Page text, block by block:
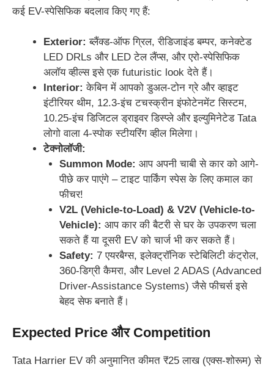
कई EV-स्पेसिफिक बदलाव किए गए हैं:
Exterior: ब्लैंक्ड-ऑफ ग्रिल, रीडिजाइंड बम्पर, कनेक्टेड
LED DRLs और LED टेल लैंप्स, और एरो-स्पेसिफिक
अलॉय व्हील्स इसे एक futuristic look देते हैं।
Interior: केबिन में आपको डुअल-टोन ग्रे और व्हाइट
इंटीरियर थीम, 12.3-इंच टचस्क्रीन इंफोटेनमेंट सिस्टम,
10.25-इंच डिजिटल ड्राइवर डिस्प्ले और इल्युमिनेटेड Tata
लोगो वाला 4-स्पोक स्टीयरिंग व्हील मिलेगा।
टेक्नोलॉजी:
Summon Mode: आप अपनी चाबी से कार को आगे-
पीछे कर पाएंगे – टाइट पार्किंग स्पेस के लिए कमाल का
फीचर!
V2L (Vehicle-to-Load) & V2V (Vehicle-to-
Vehicle): आप कार की बैटरी से घर के उपकरण चला
सकते हैं या दूसरी EV को चार्ज भी कर सकते हैं।
Safety: 7 एयरबैग्स, इलेक्ट्रॉनिक स्टेबिलिटी कंट्रोल,
360-डिग्री कैमरा, और Level 2 ADAS (Advanced
Driver-Assistance Systems) जैसे फीचर्स इसे
बेहद सेफ बनाते हैं।
Expected Price और Competition
Tata Harrier EV की अनुमानित कीमत ₹25 लाख (एक्स-शोरूम) से